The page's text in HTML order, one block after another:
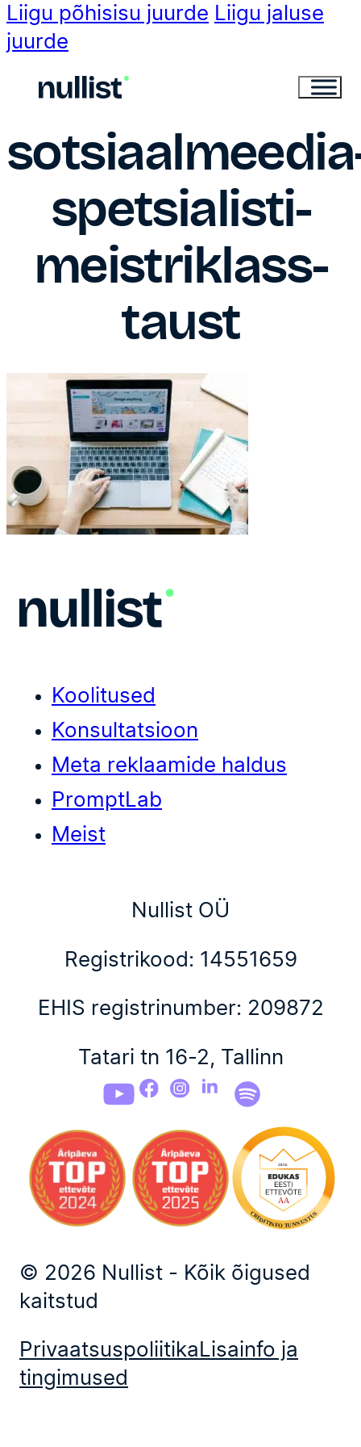
Liigu põhisisu juurde Liigu jaluse
juurde
spetsialisti-
meistriklass-
taust
Koolitused
Konsultatsioon
Meta reklaamide haldus
PromptLab
Meist
Nullist OÜ
Registrikood: 14551659
EHIS registrinumber: 209872
Tatari tn 16-2, Tallinn
© 2026 Nullist - Kõik õigused
kaitstud
Privaatsuspoliitika Lisainfo ja
tingimused